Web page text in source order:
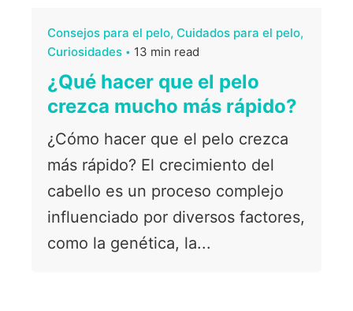
Consejos para el pelo Cuidados para el pelo
Curiosidades
13 min read
¿Qué hacer que el pelo
crezca mucho más rápido?
¿Cómo hacer que el pelo crezca
más rápido? El crecimiento del
cabello es un proceso complejo
influenciado por diversos factores,
como la genética, la...